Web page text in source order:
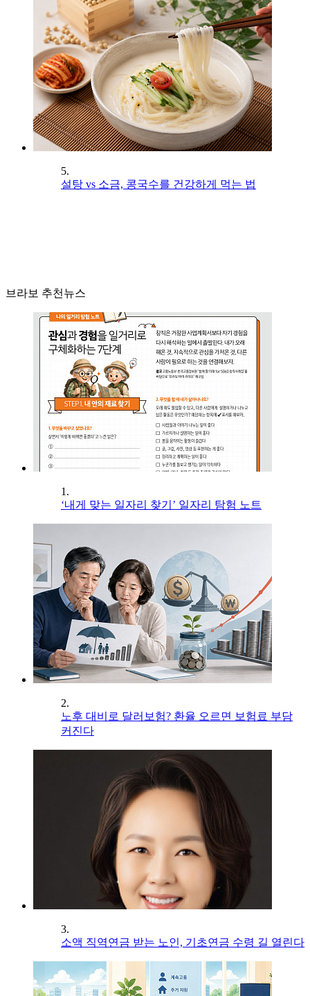
5.
설탕 vs 소금, 콩국수를 건강하게 먹는 법
브라보 추천뉴스
1.
‘내게 맞는 일자리 찾기’ 일자리 탐험 노트
2.
노후 대비로 달러보험? 환율 오르면 보험료 부담
커진다
3.
소액 직역연금 받는 노인, 기초연금 수령 길 열린다